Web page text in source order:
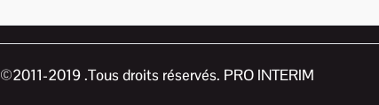
©2011-2019 .Tous droits réservés. PRO INTERIM